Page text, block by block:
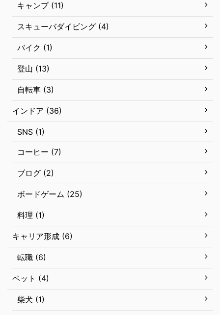
キャンプ (11)
スキューバダイビング (4)
バイク (1)
登山 (13)
自転車 (3)
インドア (36)
SNS (1)
コーヒー (7)
ブログ (2)
ボードゲーム (25)
料理 (1)
キャリア形成 (6)
転職 (6)
ペット (4)
柴犬 (1)